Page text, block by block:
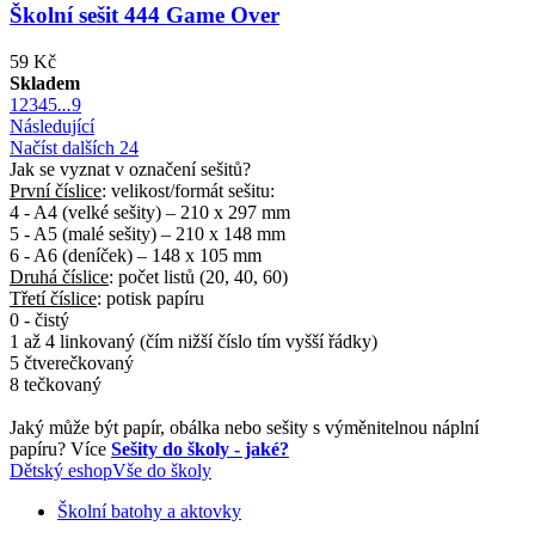
Školní sešit 444 Game Over
59 Kč
Skladem
1 2345...9
Následující
Načíst dalších 24
Jak se vyznat v označení sešitů?
První číslice: velikost/formát sešitu:
4 - A4 (velké sešity) – 210 x 297 mm
5 - A5 (malé sešity) – 210 x 148 mm
6 - A6 (deníček) – 148 x 105 mm
Druhá číslice: počet listů (20, 40, 60)
Třetí číslice: potisk papíru
0 - čistý
1 až 4 linkovaný (čím nižší číslo tím vyšší řádky)
5 čtverečkovaný
8 tečkovaný
Jaký může být papír, obálka nebo sešity s výměnitelnou náplní
papíru? Více Sešity do školy - jaké?
Dětský eshopVše do školy
Školní batohy a aktovky